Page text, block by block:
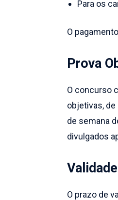
Para os
O
Prova
O concurso
objetivas,
de semana
divulgados
O prazo de